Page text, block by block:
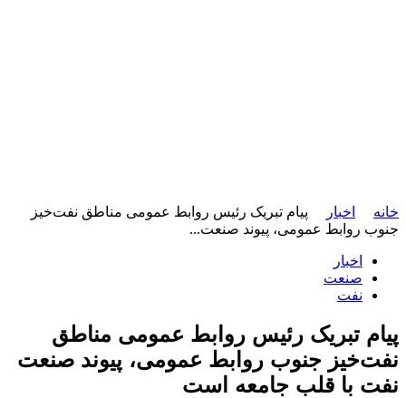
خانه اخبار
پیام تبریک رئیس روابط عمومی مناطق نفت‌خیز
جنوب روابط عمومی، پیوند صنعت...
اخبار
صنعت
نفت
پیام تبریک رئیس روابط عمومی مناطق
نفت‌خیز جنوب روابط عمومی، پیوند صنعت
نفت با قلب جامعه است